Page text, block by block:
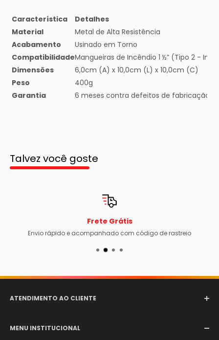
Característica
Detalhes
Material
Metal de Alta Resistência
Acabamento
Usinado em Torno
CompatibilidadeMangueiras de Incêndio 1 ½” (Tipo 2 -
Dimensões
6,0cm (A) x 10,0cm (L) x 10,0cm (C)
Peso
400g
Garantia
6 meses contra defeitos de fabricação
Talvez você goste
Frete Grátis
Envio rápido e acompanhado com código de rastreio
ATENDIMENTO AO CLIENTE
WhatsApp:+55 (12) 98246-4555
MENU INSTITUCIONAL